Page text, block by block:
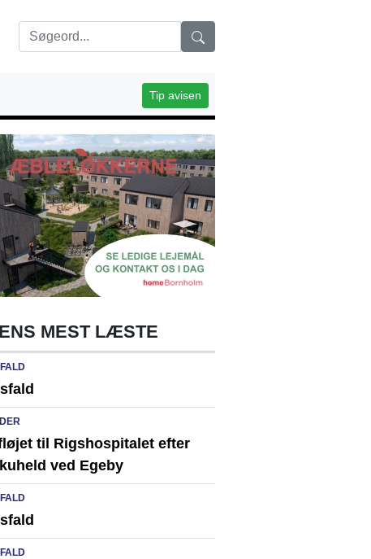
Tip avisen
MEST LÆSTE
til Rigshospitalet efter
ved Egeby